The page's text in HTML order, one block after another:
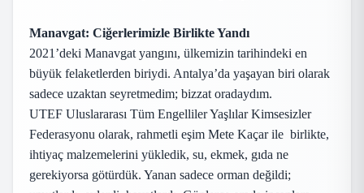
Manavgat: Ciğerlerimizle Birlikte Yandı
2021’deki Manavgat yangını, ülkemizin tarihindeki en
büyük felaketlerden biriydi. Antalya’da yaşayan biri olarak
sadece uzaktan seyretmedim; bizzat oradaydım.
UTEF Uluslararası Tüm Engelliler Yaşlılar Kimsesizler
Federasyonu olarak, rahmetli eşim Mete Kaçar ile birlikte,
ihtiyaç malzemelerini yükledik, su, ekmek, gıda ne
gerekiyorsa götürdük. Yanan sadece orman değildi;